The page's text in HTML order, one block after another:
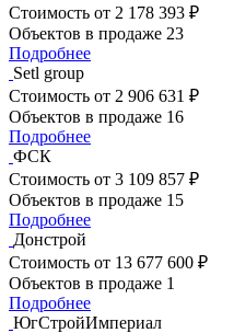
Стоимость от 2 178 393 ₽
Объектов в продаже 23
Подробнее
Setl group
Стоимость от 2 906 631 ₽
Объектов в продаже 16
Подробнее
ФСК
Стоимость от 3 109 857 ₽
Объектов в продаже 15
Подробнее
Донстрой
Стоимость от 13 677 600 ₽
Объектов в продаже 1
Подробнее
ЮгСтройИмпериал